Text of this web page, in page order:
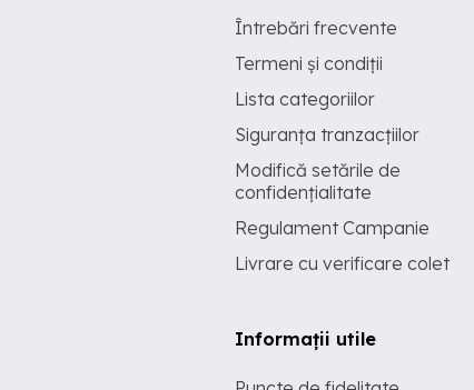
Întrebări frecvente
Termeni și condiții
Lista categoriilor
Siguranța tranzacțiilor
Modifică setările de
confidențialitate
Regulament Campanie
Livrare cu verificare colet
Informații utile